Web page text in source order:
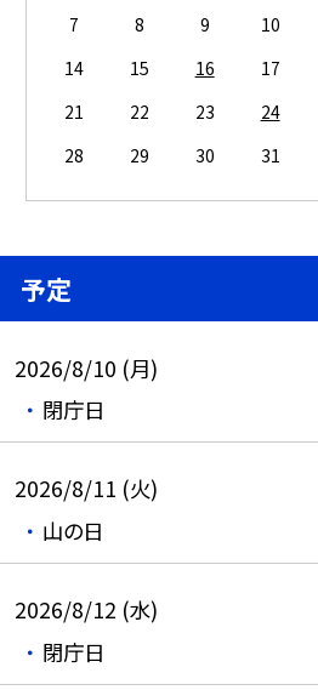
7
8 9 10
14
15 16 17
21
22 23 24
28
29 30 31
予定
2026/8/10 (月)
閉庁日
2026/8/11 (火)
山の日
2026/8/12 (水)
閉庁日